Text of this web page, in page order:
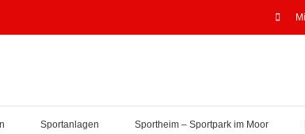
Sportanlagen Sportheim – Sportpark im Moor